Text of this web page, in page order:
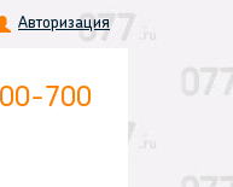
Авторизация
700